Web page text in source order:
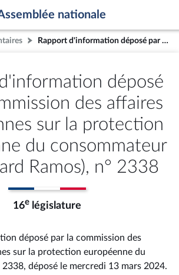
nationale
Rapport d'information déposé par la commission des affaires européennes sur la protection européenne du consommateur (M. Richard Ramos), n° 2338
déposé
des affaires
sur la protection
du consommateur
Ramos), n° 2338
16e législature
déposé par la commission des
sur la protection européenne du
2338, déposé le mercredi 13 mars 2024.